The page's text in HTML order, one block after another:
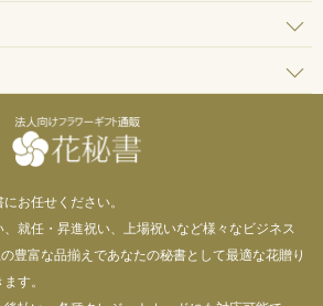
お任せください。
就任・昇進祝い、上場祝いなど様々なビジネス
豊富な品揃えであなたの秘書として最適な花贈り
す。